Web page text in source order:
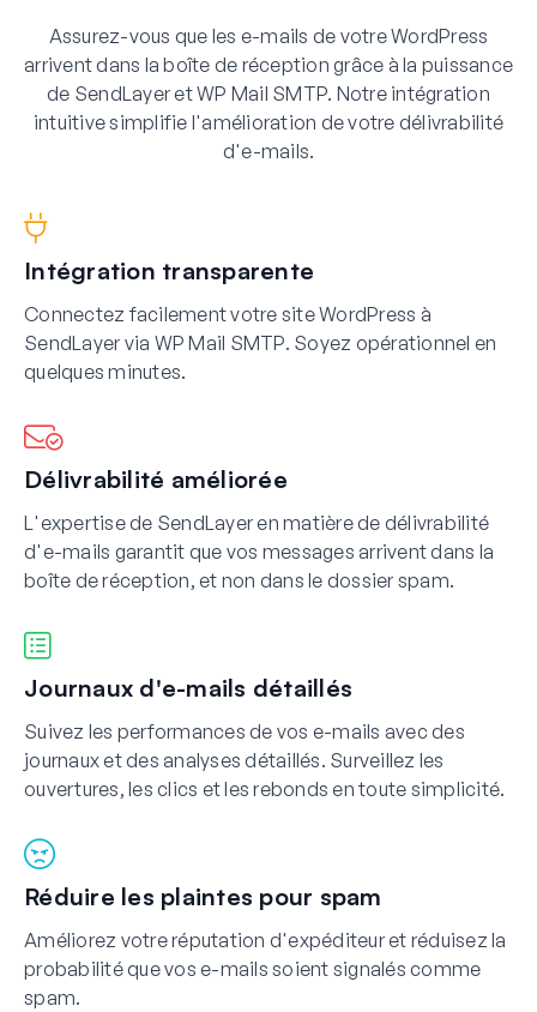
Assurez-vous que les e-mails de votre WordPress
arrivent dans la boîte de réception grâce à la puissance
de SendLayer et WP Mail SMTP. Notre intégration
intuitive simplifie l'amélioration de votre délivrabilité
d'e-mails.
Intégration transparente
Connectez facilement votre site WordPress à
SendLayer via WP Mail SMTP. Soyez opérationnel en
quelques minutes.
Délivrabilité améliorée
L'expertise de SendLayer en matière de délivrabilité
d'e-mails garantit que vos messages arrivent dans la
boîte de réception, et non dans le dossier spam.
Journaux d'e-mails détaillés
Suivez les performances de vos e-mails avec des
journaux et des analyses détaillés. Surveillez les
ouvertures, les clics et les rebonds en toute simplicité.
Réduire les plaintes pour spam
Améliorez votre réputation d'expéditeur et réduisez la
probabilité que vos e-mails soient signalés comme
spam.